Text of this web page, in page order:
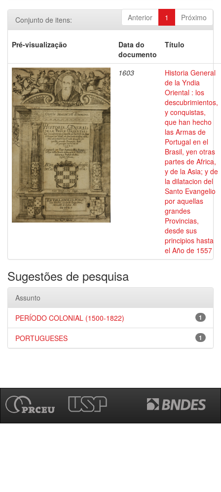
Anterior 1 Próximo
Conjunto de itens:
Pré-visualização
Data do
documento
Título
1603
Historia General
de la Yndia
Oriental : los
descubrimientos,
y conquistas,
que han hecho
las Armas de
Portugal en el
Brasil, yen otras
partes de Africa,
y de la Asia; y de
la dilatacion del
Santo Evangelio
por aquellas
grandes
Provincias,
desde sus
principios hasta
el Año de 1557
Sugestões de pesquisa
Assunto
1
PERÍODO COLONIAL (1500-1822)
1
PORTUGUESES